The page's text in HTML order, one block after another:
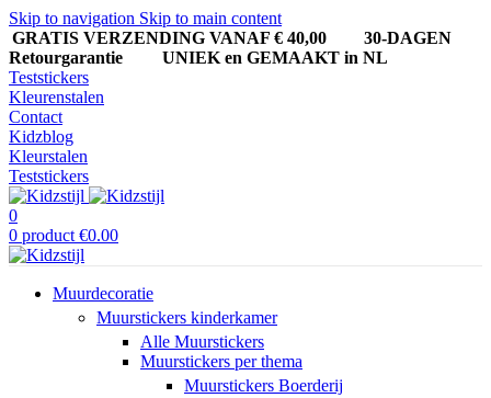
Skip to navigation Skip to main content
GRATIS VERZENDING VANAF € 40,00
30-DAGEN
Retourgarantie UNIEK en GEMAAKT in NL
Teststickers
Kleurenstalen
Contact
Kidzblog
Kleurstalen
Teststickers
0
0 product €0.00
Muurdecoratie
Muurstickers kinderkamer
Alle Muurstickers
Muurstickers per thema
Muurstickers Boerderij